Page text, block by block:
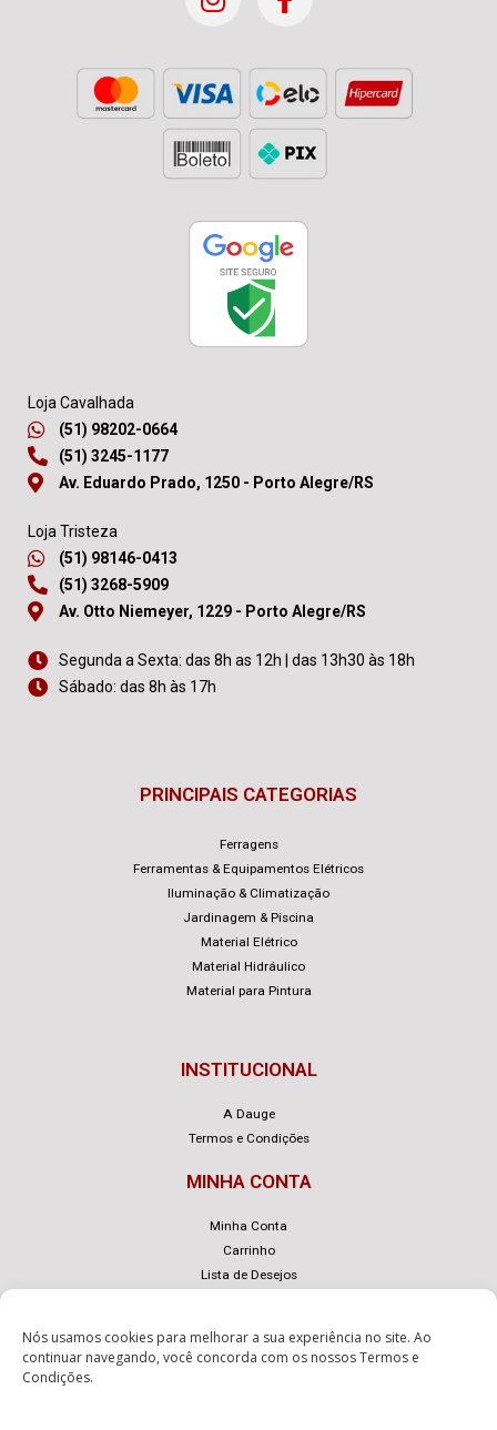
Nós usamos cookies para melhorar a sua experiência no site. Ao
continuar navegando, você concorda com os nossosTermos e
Condições.
Loja Cavalhada
(51) 98202-0664
(51) 3245-1177
Av. Eduardo Prado, 1250 - Porto Alegre/RS
Loja Tristeza
(51) 98146-0413
(51) 3268-5909
Av. Otto Niemeyer, 1229 - Porto Alegre/RS
Segunda a Sexta: das 8h as 12h | das 13h30 às 18h
Sábado: das 8h às 17h
PRINCIPAIS CATEGORIAS
Ferragens
Ferramentas & Equipamentos Elétricos
Iluminação & Climatização
Jardinagem & Piscina
Material para Pintura
INSTITUCIONAL
MINHA CONTA
Lista de Desejos